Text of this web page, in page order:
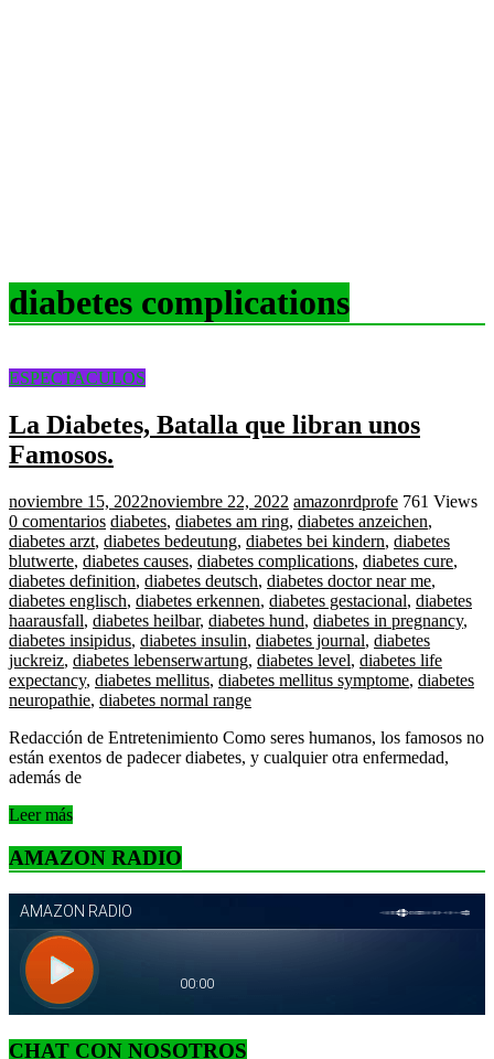
diabetes complications
ESPECTACULOS
La Diabetes, Batalla que libran unos
Famosos.
noviembre 15, 2022noviembre 22, 2022 amazonrdprofe 761 Views
0 comentarios diabetes, diabetes am ring, diabetes anzeichen,
diabetes arzt, diabetes bedeutung, diabetes bei kindern, diabetes
blutwerte, diabetes causes, diabetes complications, diabetes cure,
diabetes definition, diabetes deutsch, diabetes doctor near me,
diabetes englisch, diabetes erkennen, diabetes gestacional, diabetes
haarausfall, diabetes heilbar, diabetes hund, diabetes in pregnancy,
diabetes insipidus, diabetes insulin, diabetes journal, diabetes
juckreiz, diabetes lebenserwartung, diabetes level, diabetes life
expectancy, diabetes mellitus, diabetes mellitus symptome, diabetes
neuropathie, diabetes normal range
Redacción de Entretenimiento Como seres humanos, los famosos no
están exentos de padecer diabetes, y cualquier otra enfermedad,
además de
Leer más
AMAZON RADIO
CHAT CON NOSOTROS